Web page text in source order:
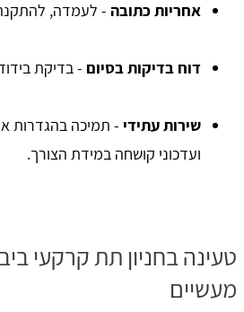
אחריות כתובה - לעמדה,
דוח בדיקות בסיום - בדיקת
שירות עתידי - תמיכה בהגדרות
ועדכוני קושחה במידת הצורך.
טעינה בחניון תת קרקעי
מעשיים